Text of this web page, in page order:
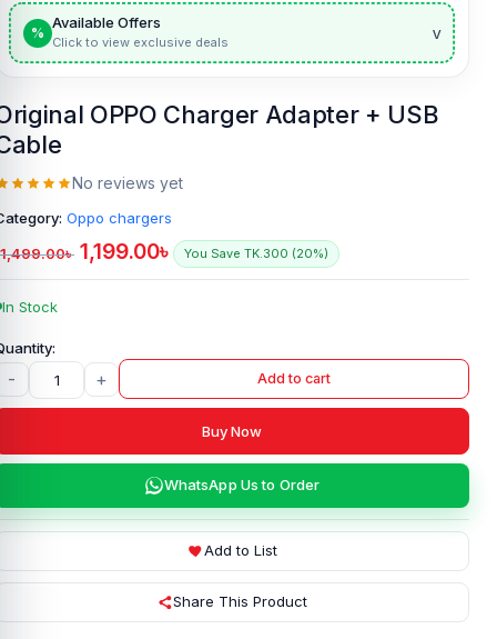
%
Available Offers
Click to view exclusive deals v
OPPO Charger Adapter + USB
No reviews yet
Oppo chargers
1,499.00৳ 1,199.00৳ You Save TK.300 (20%)
In Stock
- + Add to cart
Buy Now
WhatsApp Us to Order
Add to List
Share This Product